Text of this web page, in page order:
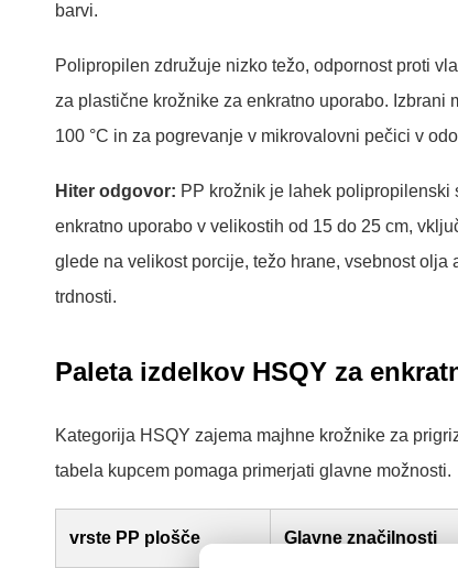
barvi.
Polipropilen združuje nizko težo, odpornost proti
za plastične krožnike za enkratno uporabo. Izbrani
100 °C in za pogrevanje v mikrovalovni pečici v
Hiter odgovor: PP krožnik je lahek
enkratno uporabo v velikostih od 15 do 25 cm,
glede na velikost porcije, težo hrane, vsebnost
trdnosti.
Paleta izdelkov HSQY za
Kategorija HSQY zajema majhne krožnike za
tabela kupcem pomaga primerjati glavne možnosti.
vrste PP plošče Glavne značilnosti